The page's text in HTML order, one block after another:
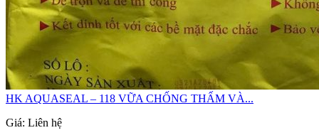
HK AQUASEAL – 118 VỮA CHỐNG THẤM VÀ...
Giá: Liên hệ